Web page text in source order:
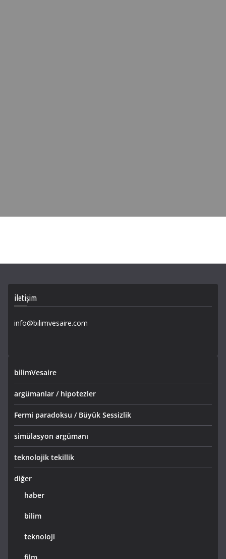
iletişim
info@bilimvesaire.com
bilimVesaire
argümanlar / hipotezler
Fermi paradoksu / Büyük Sessizlik
simülasyon argümanı
teknolojik tekillik
diğer
haber
bilim
teknoloji